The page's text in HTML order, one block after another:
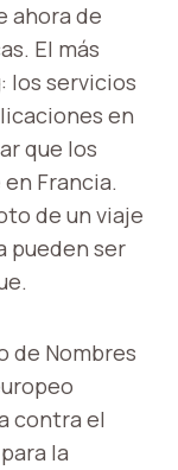
ahora de
El más
los servicios
en
que los
Francia.
de un viaje
pueden ser
de Nombres
contra el
la